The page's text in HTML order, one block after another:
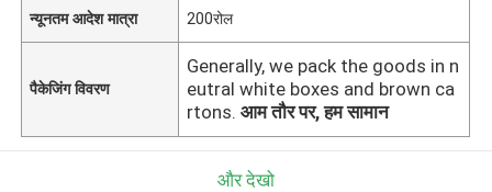
न्यूनतम आदेश मात्रा 200रोल
पैकेजिंग विवरण
Generally, we pack the goods in n
eutral white boxes and brown ca
rtons. आम तौर पर, हम सामान
और देखो